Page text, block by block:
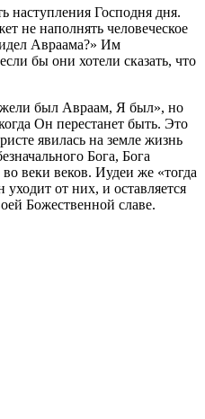
наступления Господня дня.
не наполнять человеческое
Авраама?» Им
бы они хотели сказать, что
был Авраам, Я был», но
Он перестанет быть. Это
явилась на земле жизнь
Бога, Бога
веки веков. Иудеи же «тогда
от них, и оставляется
Божественной славе.